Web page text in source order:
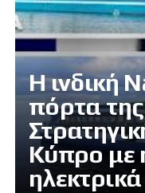
Η ινδική
πόρτα
Κύπρο με